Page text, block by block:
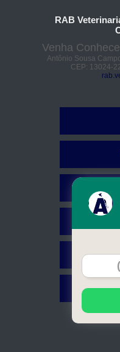
RAB
Venha
Antônio Sousa
CEP: 13024-